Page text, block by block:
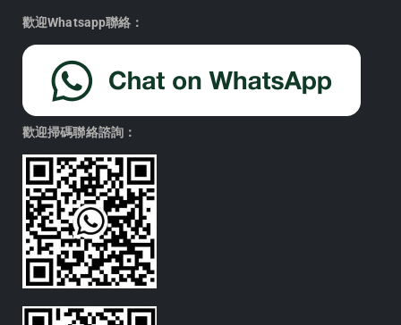
歡迎Whatsapp聯絡：
歡迎掃碼聯絡諮詢：